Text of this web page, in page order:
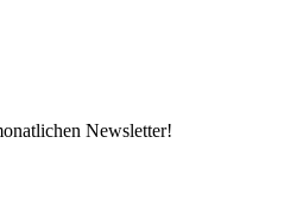
Newsletter!